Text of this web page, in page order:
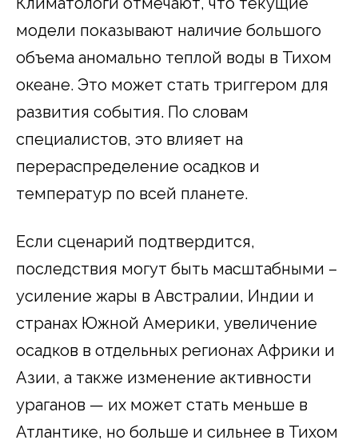
модели показывают наличие большого
объема аномально теплой воды в Тихом
океане. Это может стать триггером для
развития события. По словам
специалистов, это влияет на
перераспределение осадков и
температур по всей планете.
Если сценарий подтвердится,
последствия могут быть масштабными –
усиление жары в Австралии, Индии и
странах Южной Америки, увеличение
осадков в отдельных регионах Африки и
Азии, а также изменение активности
ураганов — их может стать меньше в
Атлантике, но больше и сильнее в Тихом